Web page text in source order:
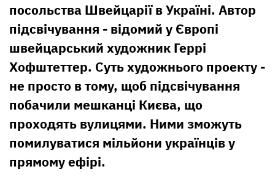
посольства Швейцарії в Україні. Автор
підсвічування - відомий у Європі
швейцарський художник Геррі
Хофштеттер. Суть художнього проекту -
не просто в тому, щоб підсвічування
побачили мешканці Києва, що
проходять вулицями. Ними зможуть
помилуватися мільйони українців у
прямому ефірі.